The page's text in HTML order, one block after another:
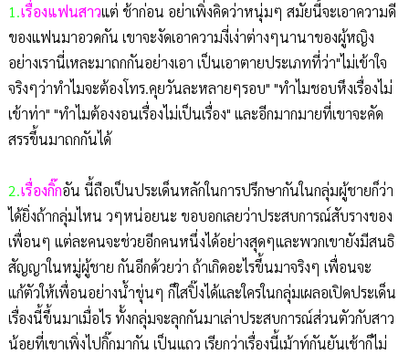
1.เรื่องแฟนสาวแต่ ช้าก่อน อย่าเพิ่งคิดว่าหนุ่มๆ สมัยนี้จะเอาความดี
ของแฟนมาอวดกัน เขาจะงัดเอาความงี่เง่าต่างๆนานาของผู้หญิง
อย่างเรานี่เหละมาถกกันอย่างเอา เป็นเอาตายประเภทที่ว่า"ไม่เข้าใจ
จริงๆว่าทำไมจะต้องโทร.คุยวันละหลายๆรอบ" "ทำไมชอบหึงเรื่องไม่
เข้าท่า" "ทำไมต้องงอนเรื่องไม่เป็นเรื่อง" และอีกมากมายที่เขาจะคัด
สรรขึ้นมาถกกันได้
2.เรื่องกิ๊กอัน นี้ถือเป็นประเด็นหลักในการปรึกษากันในกลุ่มผู้ชายก็ว่า
ได้ยิ่งถ้ากลุ่มไหน วๆหน่อยนะ ขอบอกเลยว่าประสบการณ์สับรางของ
เพื่อนๆ แต่ละคนจะช่วยอีกคนหนึ่งได้อย่างสุดๆและพวกเขายังมีสนธิ
สัญญาในหมู่ผู้ชาย กันอีกด้วยว่า ถ้าเกิดอะไรขึ้นมาจริงๆ เพื่อนจะ
แก้ตัวให้เพื่อนอย่างน้ำขุ่นๆ ก็ใสปิ๊งได้และใครในกลุ่มเผลอเปิดประเด็น
เรื่องนี้ขึ้นมาเมื่อไร ทั้งกลุ่มจะลุกกันมาเล่าประสบการณ์ส่วนตัวกับสาว
น้อยที่เขาเพิ่งไปกิ๊กมากัน เป็นแถว เรียกว่าเรื่องนี้เม้าท์กันยันเช้าก็ไม่